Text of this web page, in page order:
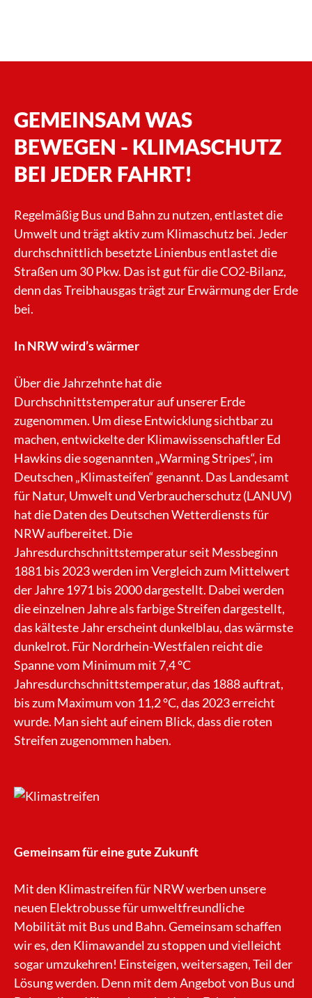
GEMEINSAM WAS
BEWEGEN - KLIMASCHUTZ
BEI JEDER FAHRT!
Regelmäßig Bus und Bahn zu nutzen, entlastet die
Umwelt und trägt aktiv zum Klimaschutz bei. Jeder
durchschnittlich besetzte Linienbus entlastet die
Straßen um 30 Pkw. Das ist gut für die CO2-Bilanz,
denn das Treibhausgas trägt zur Erwärmung der Erde
bei.
In NRW wird’s wärmer
Über die Jahrzehnte hat die
Durchschnittstemperatur auf unserer Erde
zugenommen. Um diese Entwicklung sichtbar zu
machen, entwickelte der Klimawissenschaftler Ed
Hawkins die sogenannten „Warming Stripes“, im
Deutschen „Klimasteifen“ genannt. Das Landesamt
für Natur, Umwelt und Verbraucherschutz (LANUV)
hat die Daten des Deutschen Wetterdiensts für
NRW aufbereitet. Die
Jahresdurchschnittstemperatur seit Messbeginn
1881 bis 2023 werden im Vergleich zum Mittelwert
der Jahre 1971 bis 2000 dargestellt. Dabei werden
die einzelnen Jahre als farbige Streifen dargestellt,
das kälteste Jahr erscheint dunkelblau, das wärmste
dunkelrot. Für Nordrhein-Westfalen reicht die
Spanne vom Minimum mit 7,4 °C
Jahresdurchschnittstemperatur, das 1888 auftrat,
bis zum Maximum von 11,2 °C, das 2023 erreicht
wurde. Man sieht auf einem Blick, dass die roten
Streifen zugenommen haben.
Gemeinsam für eine gute Zukunft
Mit den Klimastreifen für NRW werben unsere
neuen Elektrobusse für umweltfreundliche
Mobilität mit Bus und Bahn. Gemeinsam schaffen
wir es, den Klimawandel zu stoppen und vielleicht
sogar umzukehren! Einsteigen, weitersagen, Teil der
Lösung werden. Denn mit dem Angebot von Bus und